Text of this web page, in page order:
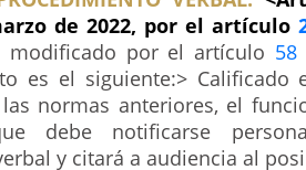
de 2022, por el artículo
modificado por el artículo 58
es el siguiente:> Calificado
normas anteriores, el
debe notificarse
y citará a audiencia al